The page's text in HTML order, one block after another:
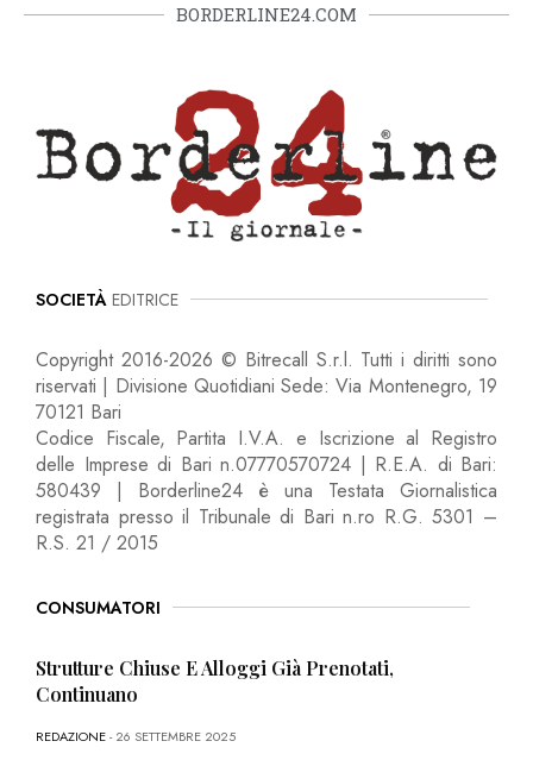
BORDERLINE24.COM
SOCIETÀ EDITRICE
Copyright 2016-2026 © Bitrecall S.r.l. Tutti i diritti sono
riservati | Divisione Quotidiani Sede: Via Montenegro, 19
70121 Bari
Codice Fiscale, Partita I.V.A. e Iscrizione al Registro
delle Imprese di Bari n.07770570724 | R.E.A. di Bari:
580439 | Borderline24 è una Testata Giornalistica
registrata presso il Tribunale di Bari n.ro R.G. 5301 –
R.S. 21 / 2015
CONSUMATORI
Strutture Chiuse E Alloggi Già Prenotati,
Continuano
REDAZIONE- 26 SETTEMBRE 2025